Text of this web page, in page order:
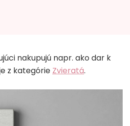
nakupujú napr. ako dar k
z kategórie Zvieratá.